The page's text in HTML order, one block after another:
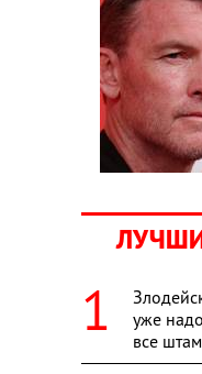
уже
все